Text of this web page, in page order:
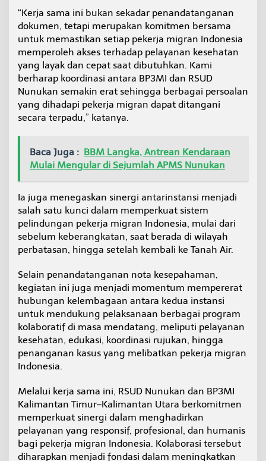
“Kerja sama ini bukan sekadar penandatanganan
dokumen, tetapi merupakan komitmen bersama
untuk memastikan setiap pekerja migran Indonesia
memperoleh akses terhadap pelayanan kesehatan
yang layak dan cepat saat dibutuhkan. Kami
berharap koordinasi antara BP3MI dan RSUD
Nunukan semakin erat sehingga berbagai persoalan
yang dihadapi pekerja migran dapat ditangani
secara terpadu,” katanya.
Baca Juga : BBM Langka, Antrean Kendaraan
Mulai Mengular di Sejumlah APMS Nunukan
Ia juga menegaskan sinergi antarinstansi menjadi
salah satu kunci dalam memperkuat sistem
pelindungan pekerja migran Indonesia, mulai dari
sebelum keberangkatan, saat berada di wilayah
perbatasan, hingga setelah kembali ke Tanah Air.
Selain penandatanganan nota kesepahaman,
kegiatan ini juga menjadi momentum mempererat
hubungan kelembagaan antara kedua instansi
untuk mendukung pelaksanaan berbagai program
kolaboratif di masa mendatang, meliputi pelayanan
kesehatan, edukasi, koordinasi rujukan, hingga
penanganan kasus yang melibatkan pekerja migran
Indonesia.
Melalui kerja sama ini, RSUD Nunukan dan BP3MI
Kalimantan Timur–Kalimantan Utara berkomitmen
memperkuat sinergi dalam menghadirkan
pelayanan yang responsif, profesional, dan humanis
bagi pekerja migran Indonesia. Kolaborasi tersebut
diharapkan menjadi fondasi dalam meningkatkan